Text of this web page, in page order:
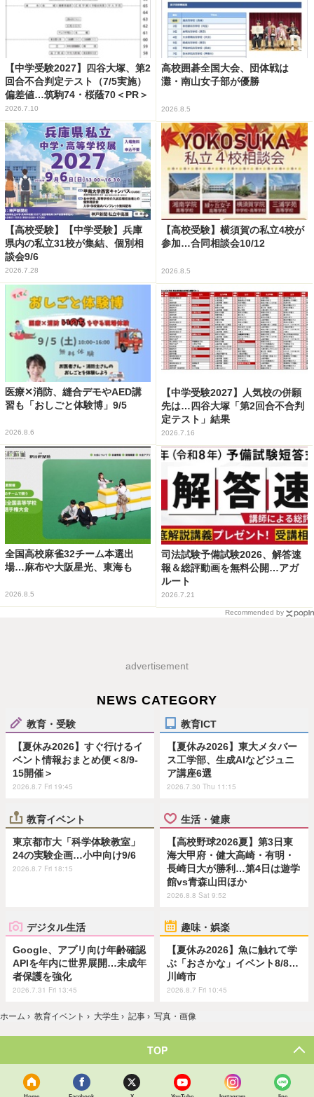
【中学受験2027】四谷大塚、第2
回合不合判定テスト（7/5実施）
偏差値…筑駒74・桜蔭70＜PR＞
2026.7.10
高校囲碁全国大会、団体戦は
灘・南山女子部が優勝
2026.8.5
【高校受験】【中学受験】兵庫
県内の私立31校が集結、個別相
談会9/6
2026.7.28
【高校受験】横須賀の私立4校が
参加…合同相談会10/12
2026.8.5
医療✕消防、縫合デモやAED講
習も「おしごと体験博」9/5
2026.8.6
【中学受験2027】人気校の併願
先は…四谷大塚「第2回合不合判
定テスト」結果
2026.7.16
全国高校麻雀32チーム本選出
場…麻布や大阪星光、東海も
2026.8.5
司法試験予備試験2026、解答速
報＆総評動画を無料公開…アガ
ルート
2026.7.21
Recommended by
advertisement
NEWS CATEGORY
教育・受験
【夏休み2026】すぐ行けるイ
ベント情報おまとめ便＜8/9-
15開催＞
2026.8.7 Fri 19:45
教育ICT
【夏休み2026】東大メタバー
ス工学部、生成AIなどジュニ
ア講座6選
2026.7.30 Thu 11:15
教育イベント
東京都市大「科学体験教室」
24の実験企画…小中向け9/6
2026.8.7 Fri 18:15
生活・健康
【高校野球2026夏】第3日東
海大甲府・健大高崎・有明・
長崎日大が勝利…第4日は遊学
館vs青森山田ほか
2026.8.8 Sat 9:52
デジタル生活
Google、アプリ向け年齢確認
APIを年内に世界展開…未成年
者保護を強化
2026.7.31 Fri 13:45
趣味・娯楽
【夏休み2026】魚に触れて学
ぶ「おさかな」イベント8/8…
川崎市
2026.8.7 Fri 10:45
ホーム › 教育イベント › 大学生 › 記事 › 写真・画像
TOP